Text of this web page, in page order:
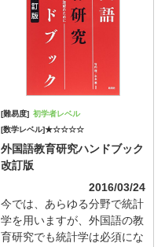
[難易度] 初学者レベル
[数学レベル]★☆☆☆☆
外国語教育研究ハンドブック
改訂版
2016/03/24
今では、あらゆる分野で統計
学を用いますが、外国語の教
育研究でも統計学は必須にな